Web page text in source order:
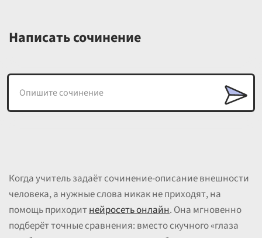
Написать сочинение
Когда учитель задаёт сочинение-описание внешности
человека, а нужные слова никак не приходят, на
помощь приходитнейросеть онлайн. Она мгновенно
подберёт точные сравнения: вместо скучного «глаза